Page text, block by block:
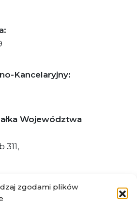
zgodami plików
Kancelaryjny:
Województwa
311,